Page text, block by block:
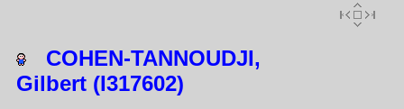
COHEN-TANNOUDJI,
Gilbert (I317602)